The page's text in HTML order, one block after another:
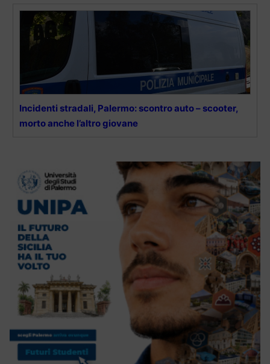
Incidenti stradali, Palermo: scontro auto – scooter,
morto anche l’altro giovane